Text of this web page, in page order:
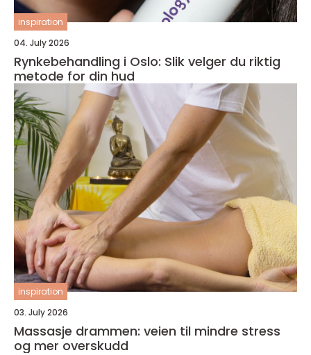
inspiration
04. July 2026
Rynkebehandling i Oslo: Slik velger du riktig
metode for din hud
inspiration
03. July 2026
Massasje drammen: veien til mindre stress
og mer overskudd